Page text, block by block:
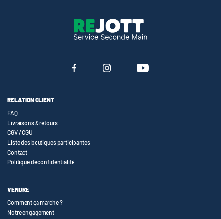
RELATION CLIENT
FAQ
Livraisons & retours
CGV / CGU
Liste des boutiques participantes
Contact
Politique de confidentialité
VENDRE
Comment ça marche ?
Notre engagement